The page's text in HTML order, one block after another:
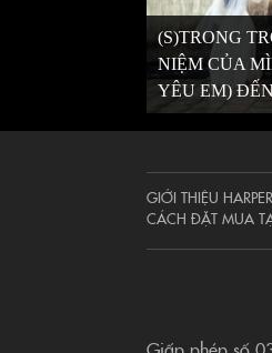
(S)TRONG
NIỆM CỦA
YÊU EM)
GIỚI THIỆU
CÁCH ĐẶT MUA